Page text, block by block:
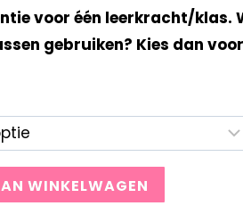
voor één leerkracht/klas.
gebruiken? Kies dan
WINKELWAGEN